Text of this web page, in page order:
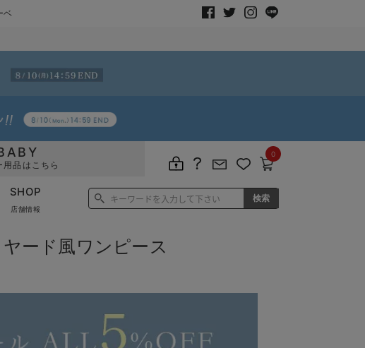
ベ
用品はこちら
0
SHOP
店舗情報
ード風ワンピース